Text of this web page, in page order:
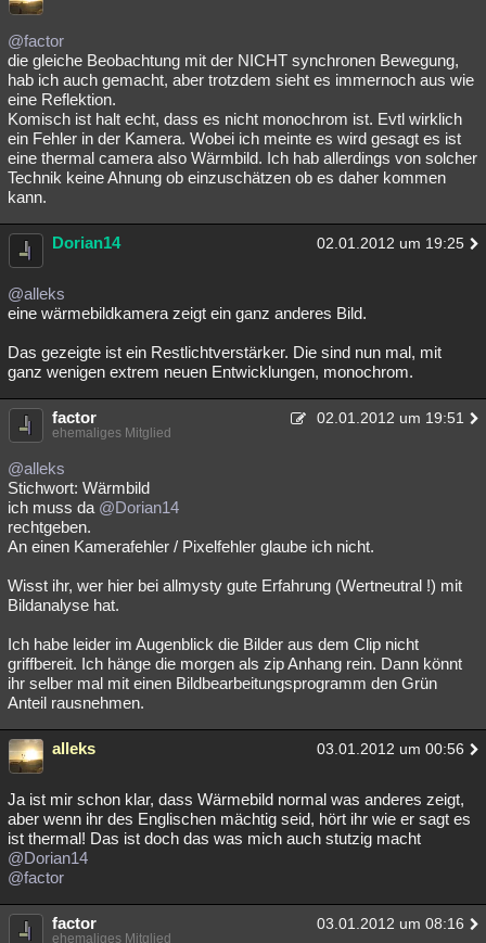
@factor
die gleiche Beobachtung mit der NICHT synchronen Bewegung,
hab ich auch gemacht, aber trotzdem sieht es immernoch aus wie
eine Reflektion.
Komisch ist halt echt, dass es nicht monochrom ist. Evtl wirklich
ein Fehler in der Kamera. Wobei ich meinte es wird gesagt es ist
eine thermal camera also Wärmbild. Ich hab allerdings von solcher
Technik keine Ahnung ob einzuschätzen ob es daher kommen
kann.
Dorian14 02.01.2012 um 19:25
@alleks
eine wärmebildkamera zeigt ein ganz anderes Bild.
Das gezeigte ist ein Restlichtverstärker. Die sind nun mal, mit
ganz wenigen extrem neuen Entwicklungen, monochrom.
factor 02.01.2012 um 19:51
ehemaliges Mitglied
@alleks
Stichwort: Wärmbild
ich muss da @Dorian14
rechtgeben.
An einen Kamerafehler / Pixelfehler glaube ich nicht.
Wisst ihr, wer hier bei allmysty gute Erfahrung (Wertneutral !) mit
Bildanalyse hat.
Ich habe leider im Augenblick die Bilder aus dem Clip nicht
griffbereit. Ich hänge die morgen als zip Anhang rein. Dann könnt
ihr selber mal mit einen Bildbearbeitungsprogramm den Grün
Anteil rausnehmen.
alleks 03.01.2012 um 00:56
Ja ist mir schon klar, dass Wärmebild normal was anderes zeigt,
aber wenn ihr des Englischen mächtig seid, hört ihr wie er sagt es
ist thermal! Das ist doch das was mich auch stutzig macht
@Dorian14
@factor
factor 03.01.2012 um 08:16
ehemaliges Mitglied